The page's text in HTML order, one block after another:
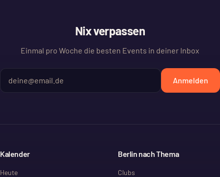
Nix verpassen
Einmal pro Woche die besten Events in deiner Inbox
Anmelden
Kalender
Heute
Berlin nach Thema
Clubs